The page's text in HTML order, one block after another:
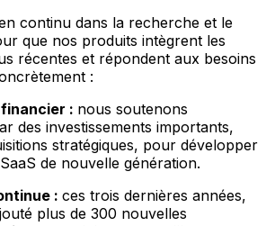
continu dans la recherche et le
que nos produits intègrent les
récentes et répondent aux besoins
:
: nous soutenons
des investissements importants,
stratégiques, pour développer
de nouvelle génération.
: ces trois dernières années,
plus de 300 nouvelles